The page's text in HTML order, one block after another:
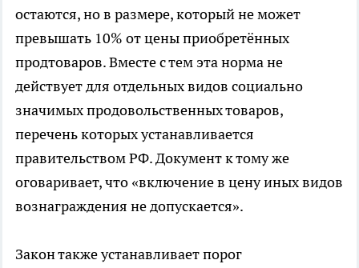
остаются, но в размере, который не может
превышать 10% от цены приобретённых
продтоваров. Вместе с тем эта норма не
действует для отдельных видов социально
значимых продовольственных товаров,
перечень которых устанавливается
правительством РФ. Документ к тому же
оговаривает, что «включение в цену иных видов
вознаграждения не допускается».
Закон также устанавливает порог